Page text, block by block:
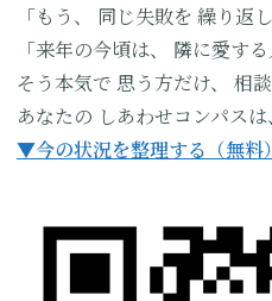
「もう、
同じ失敗を 繰り返
「来年の今頃は、
隣に愛す
そう本気で 思う方だけ、
相
あなたの しあわせコンパスは、
▼今の状況を整理する（無料）